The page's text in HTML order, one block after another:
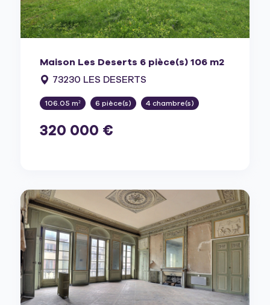
Maison Les Deserts 6 pièce(s) 106 m2
73230 LES DESERTS
106.05 m² 6 pièce(s) 4 chambre(s)
320 000 €